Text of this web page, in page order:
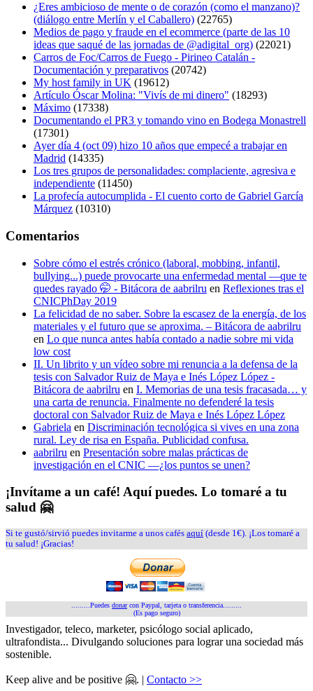
¿Eres ambicioso de mente o de corazón (como el manzano)?
(diálogo entre Merlín y el Caballero) (22765)
Medios de pago y fraude en el ecommerce (parte de las 10
ideas que saqué de las jornadas de @adigital_org) (22021)
Carros de Foc/Carros de Fuego - Pirineo Catalán -
Documentación y preparativos (20742)
My host family in UK (19612)
Artículo Óscar Molina: "Vivís de mi dinero" (18293)
Máximo (17338)
Documentando el PR3 y tomando vino en Bodega Monastrell
(17301)
Ayer día 4 (oct 09) hizo 10 años que empecé a trabajar en
Madrid (14335)
Los tres grupos de personalidades: complaciente, agresiva e
independiente (11450)
La profecía autocumplida - El cuento corto de Gabriel García
Márquez (10310)
Comentarios
Sobre cómo el estrés crónico (laboral, mobbing, infantil,
bullying...) puede provocarte una enfermedad mental —que te
quedes rayado 🤭 - Bitácora de aabrilru en Reflexiones tras el
CNICPhDay 2019
La felicidad de no saber. Sobre la escasez de la energía, de los
materiales y el futuro que se aproxima. – Bitácora de aabrilru
en Lo que nunca antes había contado a nadie sobre mi vida
low cost
II. Un librito y un vídeo sobre mi renuncia a la defensa de la
tesis con Salvador Ruiz de Maya e Inés López López -
Bitácora de aabrilru en I. Memorias de una tesis fracasada… y
una carta de renuncia. Finalmente no defenderé la tesis
doctoral con Salvador Ruiz de Maya e Inés López López
Gabriela en Discriminación tecnológica si vives en una zona
rural. Ley de risa en España. Publicidad confusa.
aabrilru en Presentación sobre malas prácticas de
investigación en el CNIC —¿los puntos se unen?
¡Invítame a un café! Aquí puedes. Lo tomaré a tu
salud 🤗
Si te gustó/sirvió puedes invitarme a unos cafés aquí (desde 1€). ¡Los tomaré a
tu salud! ¡Gracias!
.........Puedes donarcon Paypal, tarjeta o transferencia.........
(Es pago seguro)
Investigador, teleco, marketer, psicólogo social aplicado,
ultrafondista... Divulgando soluciones para lograr una sociedad más
sostenible.
Keep alive and be positive 🤗. | Contacto >>